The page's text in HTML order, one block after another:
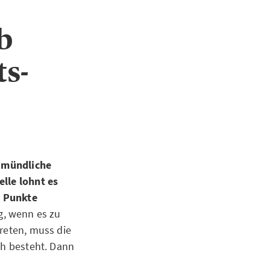
lohnt es
Punkte
wenn es zu
muss die
besteht. Dann